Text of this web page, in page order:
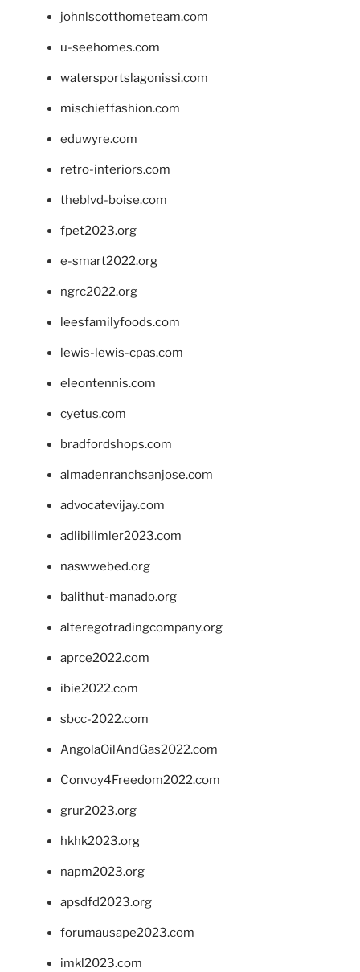
johnlscotthometeam.com
u-seehomes.com
watersportslagonissi.com
mischieffashion.com
eduwyre.com
retro-interiors.com
theblvd-boise.com
fpet2023.org
e-smart2022.org
ngrc2022.org
leesfamilyfoods.com
lewis-lewis-cpas.com
eleontennis.com
cyetus.com
bradfordshops.com
almadenranchsanjose.com
advocatevijay.com
adlibilimler2023.com
naswwebed.org
balithut-manado.org
alteregotradingcompany.org
aprce2022.com
ibie2022.com
sbcc-2022.com
AngolaOilAndGas2022.com
Convoy4Freedom2022.com
grur2023.org
hkhk2023.org
napm2023.org
apsdfd2023.org
forumausape2023.com
imkl2023.com